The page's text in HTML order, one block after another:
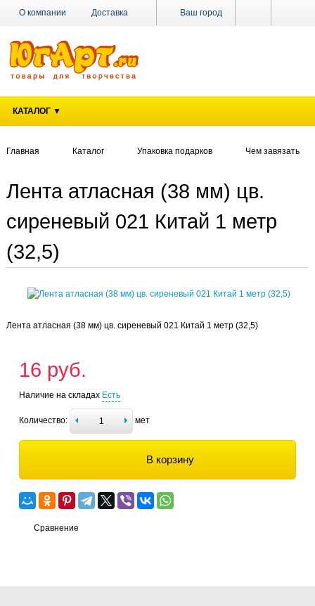
Ваш город
О компании Доставка
Наши магазины Новости
КАТАЛОГ ▼
Главная Каталог Упаковка подарков Чем завязать
Лента атласная (38 мм) цв.
сиреневый 021 Китай 1 метр
(32,5)
Лента атласная (38 мм) цв. сиреневый 021 Китай 1 метр (32,5)
16 руб.
Наличие на складах Есть
Количество: мет
В корзину
Сравнение